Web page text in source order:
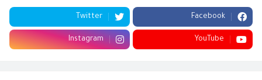
Facebook
Twitter
YouTube
Instagram